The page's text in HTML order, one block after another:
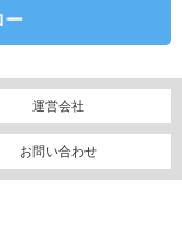
運営会社
お問い合わせ